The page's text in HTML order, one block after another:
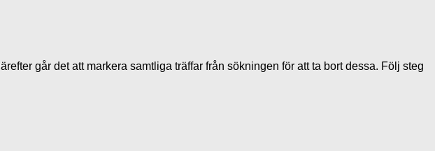
går det att markera samtliga träffar från sökningen för att ta bort dessa. Följ steg